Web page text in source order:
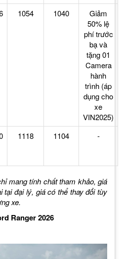
1054 1040
Giảm
50% lệ
phí trước
bạ và
tặng 01
Camera
hành
trình (áp
dụng cho
xe
VIN2025)
1118 1104 -
mang tính chất tham khảo, giá
tại đại lý, giá có thể thay đổi tùy
xe.
Ranger 2026